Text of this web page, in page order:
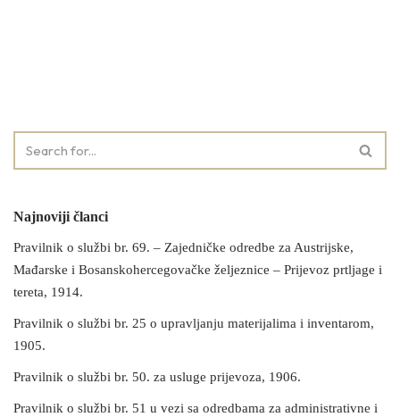
Najnoviji članci
Pravilnik o službi br. 69. – Zajedničke odredbe za Austrijske,
Mađarske i Bosanskohercegovačke željeznice – Prijevoz prtljage i
tereta, 1914.
Pravilnik o službi br. 25 o upravljanju materijalima i inventarom,
1905.
Pravilnik o službi br. 50. za usluge prijevoza, 1906.
Pravilnik o službi br. 51 u vezi sa odredbama za administrativne i